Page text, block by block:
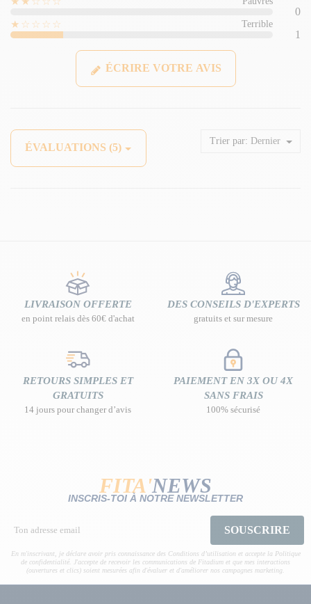
0
★☆☆☆☆
Terrible
1
ÉCRIRE VOTRE AVIS
ÉVALUATIONS (5)
Trier par: Dernier
LIVRAISON OFFERTE
en point relais dès 60€ d'achat
DES CONSEILS D'EXPERTS
gratuits et sur mesure
RETOURS SIMPLES ET
GRATUITS
14 jours pour changer d’avis
PAIEMENT EN 3X OU 4X
SANS FRAIS
100% sécurisé
FITA'NEWS
INSCRIS-TOI À NOTRE NEWSLETTER
SOUSCRIRE
En m'inscrivant, je déclare avoir pris connaissance des Conditions d’utilisation et accepte la Politique
de confidentialité. J'accepte de recevoir les communications de Fitadium et que mes interactions
(ouvertures et clics) soient mesurées afin d'évaluer et d'améliorer nos campagnes marketing.